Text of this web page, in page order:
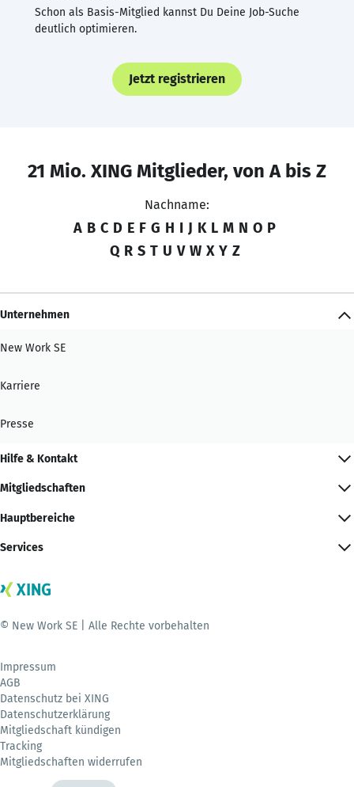
Schon als Basis-Mitglied kannst Du Deine Job-Suche
deutlich optimieren.
Jetzt registrieren
21 Mio. XING Mitglieder, von A bis Z
Nachname:
A B C D E F G H I J K L M N O P
Q R S T U V W X Y Z
Unternehmen
New Work SE
Karriere
Presse
Hilfe & Kontakt
Mitgliedschaften
Hauptbereiche
Services
© New Work SE | Alle Rechte vorbehalten
Impressum
AGB
Datenschutz bei XING
Datenschutzerklärung
Mitgliedschaft kündigen
Tracking
Mitgliedschaften widerrufen